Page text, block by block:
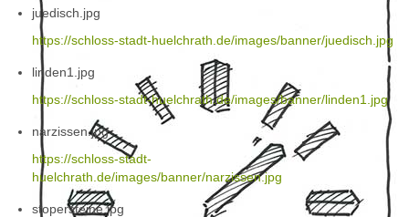
juedisch.jpg
https://schloss-stadt-huelchrath.de/images/banner/juedisch.jpg
linden1.jpg
https://schloss-stadt-huelchrath.de/images/banner/linden1.jpg
narzissen.jpg
https://schloss-stadt-
huelchrath.de/images/banner/narzissen.jpg
stopersteine.jpg